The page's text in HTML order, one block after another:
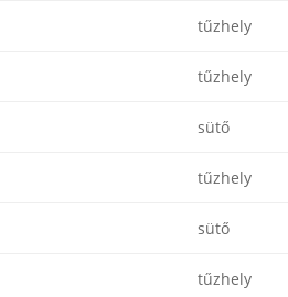
tűzhely
tűzhely
sütő
tűzhely
sütő
tűzhely